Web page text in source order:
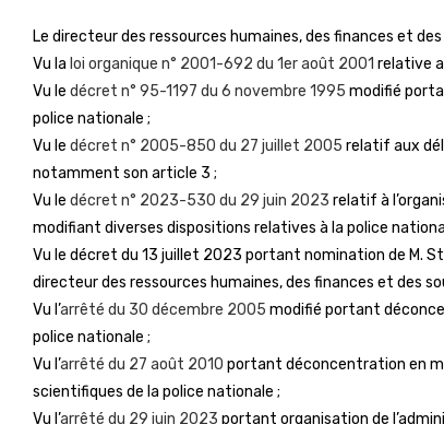
Le directeur des ressources humaines, des finances et
Vu la loi organique n° 2001-692 du 1er août 2001 relative
Vu le décret n° 95-1197 du 6 novembre 1995 modifié
police nationale ;
Vu le décret n° 2005-850 du 27 juillet 2005 relatif aux
notamment son article 3 ;
Vu le décret n° 2023-530 du 29 juin 2023 relatif à
modifiant diverses dispositions relatives à la police
Vu le décret du 13 juillet 2023 portant nomination de M.
directeur des ressources humaines, des finances et des
Vu l’arrêté du 30 décembre 2005 modifié portant
police nationale ;
Vu l’arrêté du 27 août 2010 portant déconcentration en
scientifiques de la police nationale ;
Vu l’arrêté du 29 juin 2023 portant organisation de